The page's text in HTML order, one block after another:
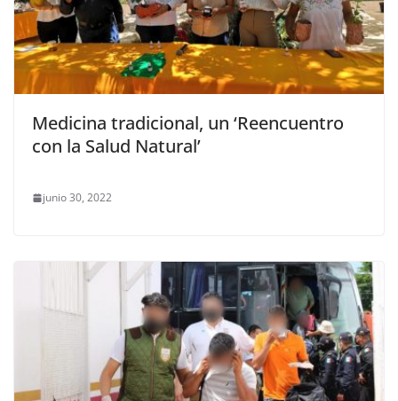
Medicina tradicional, un ‘Reencuentro
con la Salud Natural’
junio 30, 2022